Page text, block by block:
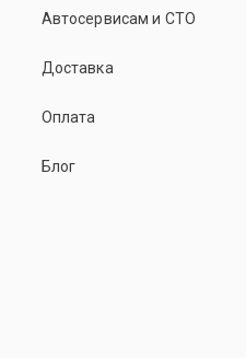
Автосервисам и СТО
Доставка
Оплата
Блог